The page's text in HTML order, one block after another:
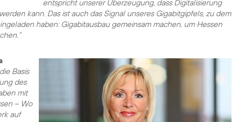
entspricht unserer Überzeugung, dass Digitalisierung
kann. Das ist auch das Signal unseres Gigabitgipfels, zu dem
haben: Gigabitausbau gemeinsam machen, um Hessen
Basis
des
mit
– Wo
auf